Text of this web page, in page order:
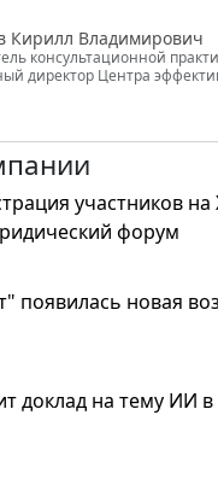
Кирилл Владимирович
консультационной
директор Центра
участников на
форум
появилась новая
доклад на тему ИИ